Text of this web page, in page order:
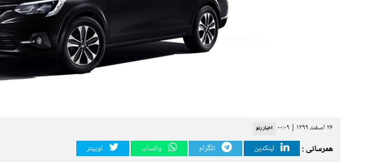
۲۶ اسفند ۱۳۹۹ | ۰۰:۰۹ اخبار رنو
همرسانی : لینکدین تلگرام واتساپ توییتر